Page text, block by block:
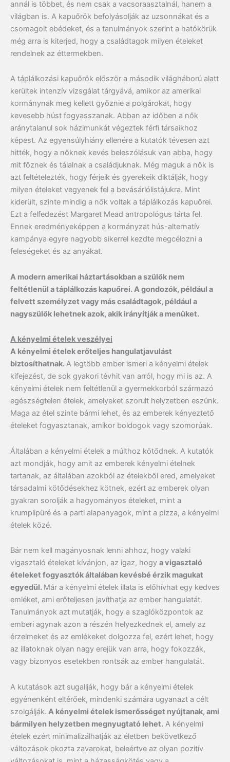
annál is többet, és nem csak a vacsoraasztalnál, hanem a
világban is. A kapuőrök befolyásolják az uzsonnákat és a
csomagolt ebédeket, és a tanulmányok szerint a hatókörük
még arra is kiterjed, hogy a családtagok milyen ételeket
rendelnek az éttermekben.
A táplálkozási kapuőrök először a második világháború alatt
kerültek intenzív vizsgálat tárgyává, amikor az amerikai
kormánynak meg kellett győznie a polgárokat, hogy
kevesebb húst fogyasszanak. Abban az időben a nők
aránytalanul sok házimunkát végeztek férfi társaikhoz
képest. Az egyensúlyhiány ellenére a kutatók tévesen azt
hitték, hogy a nőknek kevés beleszólásuk van abba, hogy
mit főznek és tálalnak a családjuknak. Még maguk a nők is
azt feltételezték, hogy férjeik és gyerekeik diktálják, hogy
milyen ételeket vegyenek fel a bevásárlólistájukra. Mint
kiderült, szinte mindig a nők voltak a táplálkozás kapuőrei.
Ezt a felfedezést Margaret Mead antropológus tárta fel.
Ennek eredményeképpen a kormányzat hús-alternatív
kampánya egyre nagyobb sikerrel kezdte megcélozni a
feleségeket és az anyákat.
A modern amerikai háztartásokban a szülők nem
feltétlenül a táplálkozás kapuőrei. A gondozók, például a
felvett személyzet vagy más családtagok, például a
nagyszülők lehetnek azok, akik irányítják a menüket.
A kényelmi ételek veszélyei
A kényelmi ételek erőteljes hangulatjavulást
biztosíthatnak.A legtöbb ember ismeri a kényelmi ételek
kifejezést, de sok gyakori tévhit van arról, hogy mi is az. A
kényelmi ételek nem feltétlenül a gyermekkorból származó
egészségtelen ételek, amelyeket szorult helyzetben eszünk.
Maga az étel szinte bármi lehet, és az emberek kényeztető
ételeket fogyasztanak, amikor boldogok vagy szomorúak.
Általában a kényelmi ételek a múlthoz kötődnek. A kutatók
azt mondják, hogy amit az emberek kényelmi ételnek
tartanak, az általában azokból az ételekből ered, amelyeket
társadalmi kötődésekhez kötnek, ezért az emberek olyan
gyakran sorolják a hagyományos ételeket, mint a
krumplipüré és a parti alapanyagok, mint a pizza, a kényelmi
ételek közé.
Bár nem kell magányosnak lenni ahhoz, hogy valaki
vigasztaló ételeket kívánjon, az igaz, hogy a vigasztaló
ételeket fogyasztók általában kevésbé érzik magukat
egyedül. Már a kényelmi ételek illata is előhívhat egy kedves
emléket, ami erőteljesen javíthatja az ember hangulatát.
Tanulmányok azt mutatják, hogy a szaglóközpontok az
emberi agynak azon a részén helyezkednek el, amely az
érzelmeket és az emlékeket dolgozza fel, ezért lehet, hogy
az illatoknak olyan nagy erejük van arra, hogy fokozzák,
vagy bizonyos esetekben rontsák az ember hangulatát.
A kutatások azt sugallják, hogy bár a kényelmi ételek
egyénenként eltérőek, mindenki számára ugyanazt a célt
szolgálják. A kényelmi ételek ismerősséget nyújtanak, ami
bármilyen helyzetben megnyugtató lehet. A kényelmi
ételek ezért minimalizálhatják az életben bekövetkező
változások okozta zavarokat, beleértve az olyan pozitív